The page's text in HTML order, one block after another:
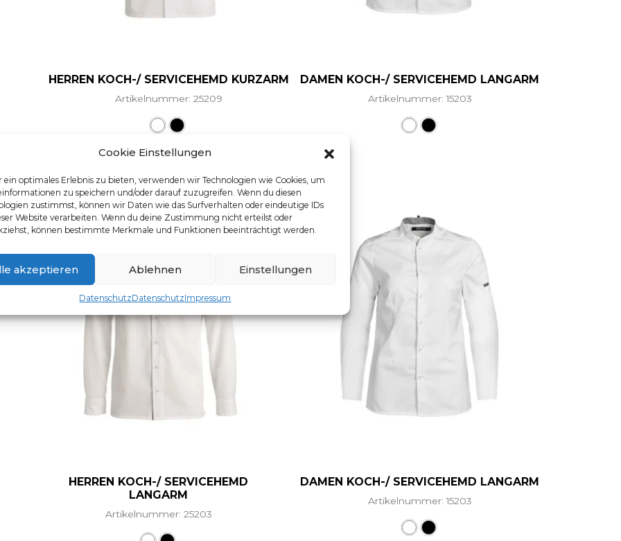
Cookie Einstellungen
ein optimales Erlebnis zu bieten, verwenden wir Technologien wie Cookies, um
zu speichern und/oder darauf zuzugreifen. Wenn du diesen
zustimmst, können wir Daten wie das Surfverhalten oder eindeutige IDs
Website verarbeiten. Wenn du deine Zustimmung nicht erteilst oder
können bestimmte Merkmale und Funktionen beeinträchtigt werden.
akzeptieren Ablehnen Einstellungen
DatenschutzDatenschutzImpressum
HERREN KOCH-/ SERVICEHEMD KURZARM
Artikelnummer: 25209
DAMEN KOCH-/ SERVICEHEMD LANGARM
Artikelnummer: 15203
HERREN KOCH-/ SERVICEHEMD
LANGARM
Artikelnummer: 25203
Dieses Produkt weist mehrere Varianten auf. Die Optionen können auf der
DAMEN KOCH-/ SERVICEHEMD LANGARM
Artikelnummer: 15203